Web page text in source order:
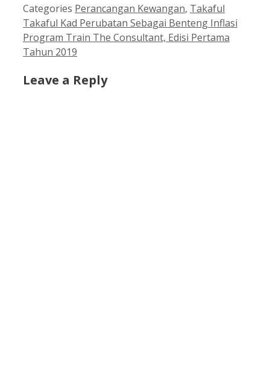
Categories Perancangan Kewangan, Takaful
Takaful Kad Perubatan Sebagai Benteng Inflasi
Program Train The Consultant, Edisi Pertama
Tahun 2019
Leave a Reply